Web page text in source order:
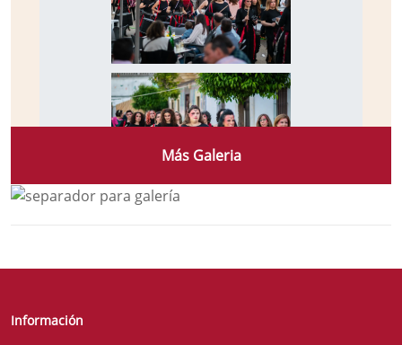
Más Galeria
Información